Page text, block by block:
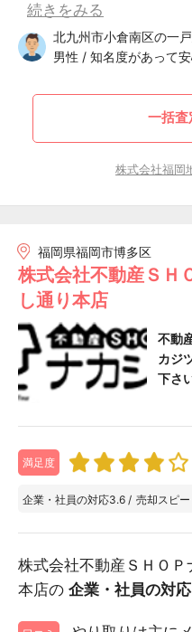
続きをみる
北九州市小倉南区の一
男性 / 知名度があって
一括査
株式会社福岡
福岡県福岡市博多区
株式会社不動産ＳＨ
し通り本店
不動
カジ
下さ
満足度
企業・社員の対応3.6 / 売却スピー
株式会社不動産ＳＨＯＰ
本店の 企業・社員の対応